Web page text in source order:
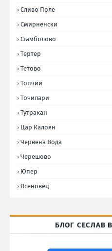
Сливо Поле
Смирненски
Стамболово
Тертер
Тетово
Топчии
Точилари
Тутракан
Цар Калоян
Червена Вода
Черешово
Юпер
Ясеновец
БЛОГ СЕСЛАВ